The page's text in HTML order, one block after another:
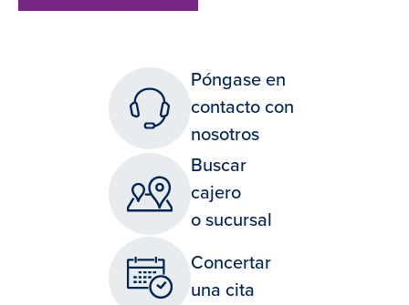
Póngase en
contacto con
nosotros
Buscar
cajero
o sucursal
Concertar
una cita